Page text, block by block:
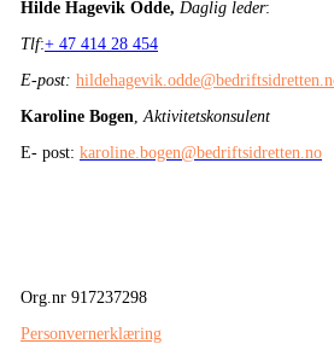
Hilde Hagevik Odde, Daglig leder:
Tlf:+ 47 414 28 454
E-post:
Karoline Bogen Aktivitetskonsulent
E- post: karoline.bogen@bedriftsidretten.no
Org.nr 917237298
Personvernerklæring